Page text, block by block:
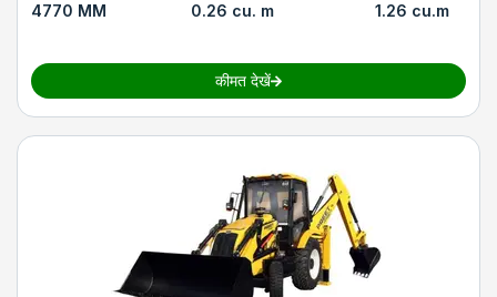
4770 MM 0.26 cu. m 1.26 cu.m
कीमत देखें